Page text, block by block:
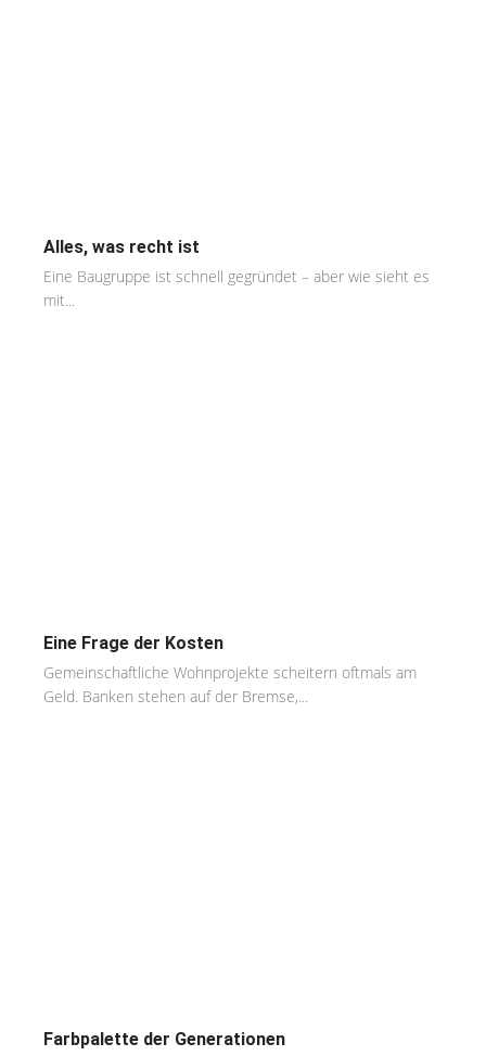
Alles, was recht ist
Eine Baugruppe ist schnell gegründet – aber wie sieht es
mit...
Eine Frage der Kosten
Gemeinschaftliche Wohnprojekte scheitern oftmals am
Geld. Banken stehen auf der Bremse,...
Farbpalette der Generationen